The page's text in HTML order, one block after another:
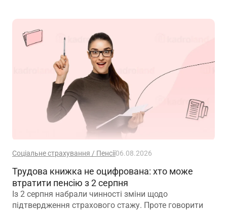
Соціальне страхування / Пенсії06.08.2026
Трудова книжка не оцифрована: хто може
втратити пенсію з 2 серпня
Із 2 серпня набрали чинності зміни щодо
підтвердження страхового стажу. Проте говорити